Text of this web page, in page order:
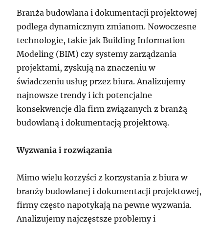
Branża budowlana i dokumentacji projektowej
podlega dynamicznym zmianom. Nowoczesne
technologie, takie jak Building Information
Modeling (BIM) czy systemy zarządzania
projektami, zyskują na znaczeniu w
świadczeniu usług przez biura. Analizujemy
najnowsze trendy i ich potencjalne
konsekwencje dla firm związanych z branżą
budowlaną i dokumentacją projektową.
Wyzwania i rozwiązania
Mimo wielu korzyści z korzystania z biura w
branży budowlanej i dokumentacji projektowej,
firmy często napotykają na pewne wyzwania.
Analizujemy najczęstsze problemy i